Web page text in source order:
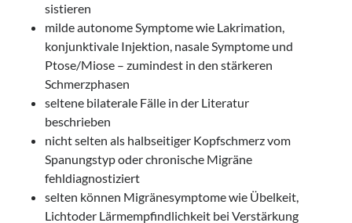
sistieren
milde autonome Symptome wie Lakrimation,
konjunktivale Injektion, nasale Symptome und
Ptose/Miose – zumindest in den stärkeren
Schmerzphasen
seltene bilaterale Fälle in der Literatur
beschrieben
nicht selten als halbseitiger Kopfschmerz vom
Spanungstyp oder chronische Migräne
fehldiagnostiziert
selten können Migränesymptome wie Übelkeit,
Lichtoder Lärmempfindlichkeit bei Verstärkung